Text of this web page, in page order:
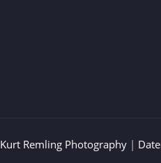
Kurt Remling Photography|